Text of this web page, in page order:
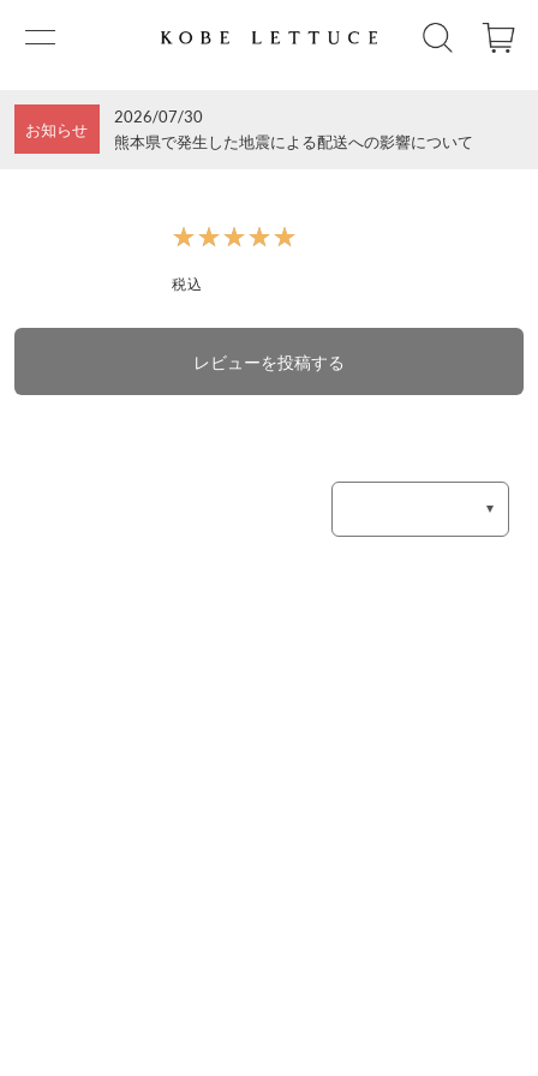
お知らせ
2026/07/30
熊本県で発生した地震による配送への影響について
★★★★★
★★★★★
税込
レビューを投稿する